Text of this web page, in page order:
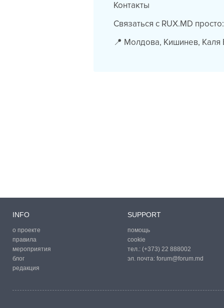
Контакты
Связаться с RUX.MD
📍 Молдова, Кишинев,
INFO
о проекте
правила
мероприятия
блог
редакция
SUPPORT
помощь
cookie
тел.: (+373) 22 888002
эл. почта: forum@forum.md